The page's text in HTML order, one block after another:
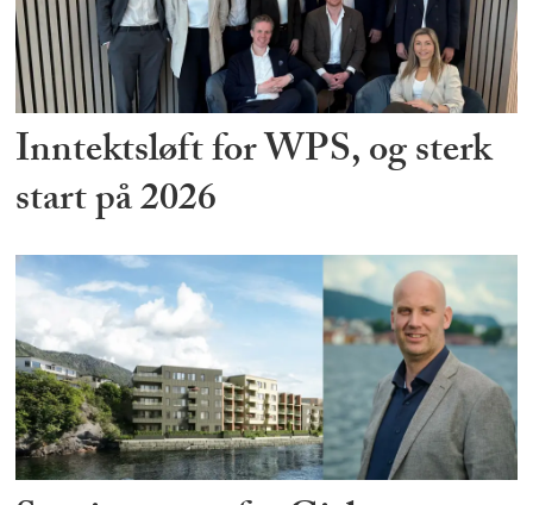
Inntektsløft for WPS, og sterk
start på 2026